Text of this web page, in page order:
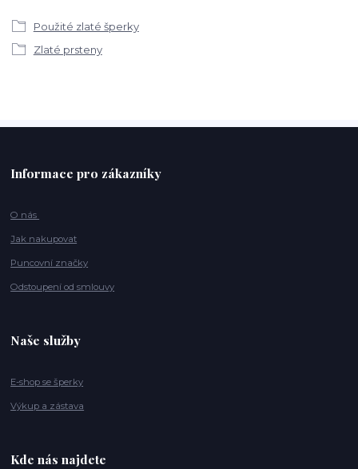
Použité zlaté šperky
Zlaté prsteny
Informace pro zákazníky
O nás
Jak nakupovat
Puncovní značky
Odstoupení od smlouvy
Naše služby
E-shop se šperky
Výkup a zástava
Kde nás najdete